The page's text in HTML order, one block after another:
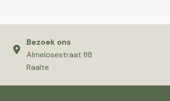
Bezoek ons
Almelosestraat 88
Raalte